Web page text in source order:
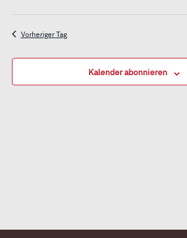
Mai
2025
Vorheriger Tag
Kalender abonnieren